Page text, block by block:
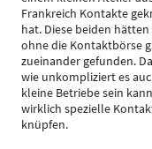
Frankreich Kontakte
hat. Diese beiden
ohne die Kontaktbörse
zueinander gefunden.
wie unkompliziert es
kleine Betriebe sein
wirklich spezielle
knüpfen.